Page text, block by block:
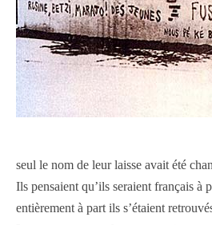
seul le nom de leur laisse avait été
Ils pensaient qu’ils seraient français à
entièrement à part ils s’étaient